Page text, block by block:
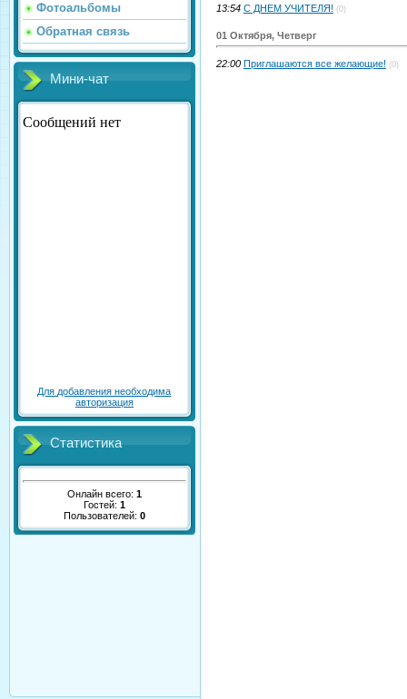
Фотоальбомы
Обратная связь
Мини-чат
Для добавления необходима
авторизация
Статистика
Онлайн всего: 1
Гостей: 1
Пользователей: 0
13:54 С ДНЕМ УЧИТЕЛЯ! (0)
01 Октября, Четверг
22:00 Приглашаются все желающие! (0)